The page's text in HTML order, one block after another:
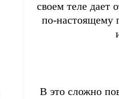
своем теле дает
по-настоящему
В это сложно